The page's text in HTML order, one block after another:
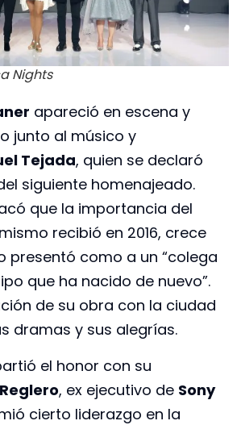
Nights
apareció en escena y
junto al músico y
Tejada, quien se declaró
siguiente homenajeado.
que la importancia del
recibió en 2016, crece
presentó como a un “colega
que ha nacido de nuevo”.
de su obra con la ciudad
dramas y sus alegrías.
el honor con su
, ex ejecutivo de Sony
cierto liderazgo en la